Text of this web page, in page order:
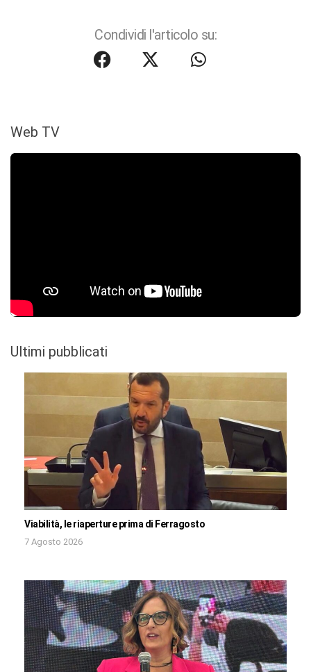
Condividi l'articolo su:
Web TV
Ultimi pubblicati
Viabilità, le riaperture prima di Ferragosto
7 Agosto 2026